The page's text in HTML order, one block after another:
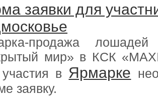
заявки для
продажа
мир» в КСК
в Ярмарке
заявку.